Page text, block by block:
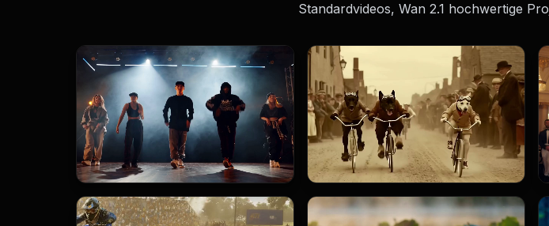
Standardvideos, Wan 2.1 hochwertige